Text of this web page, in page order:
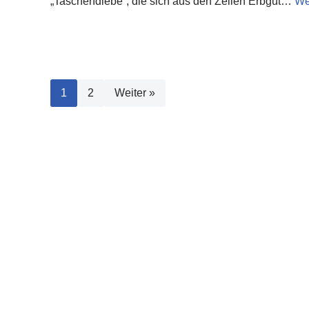
1 2 Weiter »